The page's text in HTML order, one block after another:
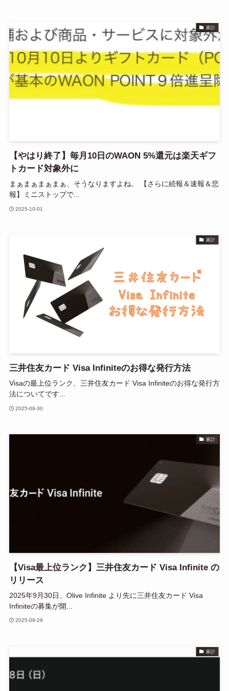
家計
【やはり終了】毎月10日のWAON 5%還元は楽天ギフ
トカード対象外に
まぁまぁまぁまぁ、そうなりますよね。 【さらに続報＆速報＆悲
報】ミニストップで...
2025-10-01
家計
三井住友カード Visa Infiniteのお得な発行方法
Visaの最上位ランク、三井住友カード Visa Infiniteのお得な発行方
法についてです...
2025-09-30
家計
【Visa最上位ランク】三井住友カード Visa Infinite の
リリース
2025年9月30日、Olive Infinite より先に三井住友カード Visa
Infiniteの募集が開...
2025-09-29
家計